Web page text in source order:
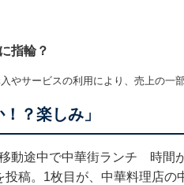
指輪？
やサービスの利用により、売上の一
？楽しみ」
動途中で中華街ランチ 時間
投稿。1枚目が、中華料理店